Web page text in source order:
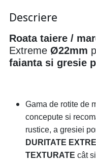
Descriere
Roata taiere /
Extreme Ø22mm
faianta si gresie
Gama de rotite de
concepute si
rustice, a gresiei
DURITATE
TEXTURATE cât